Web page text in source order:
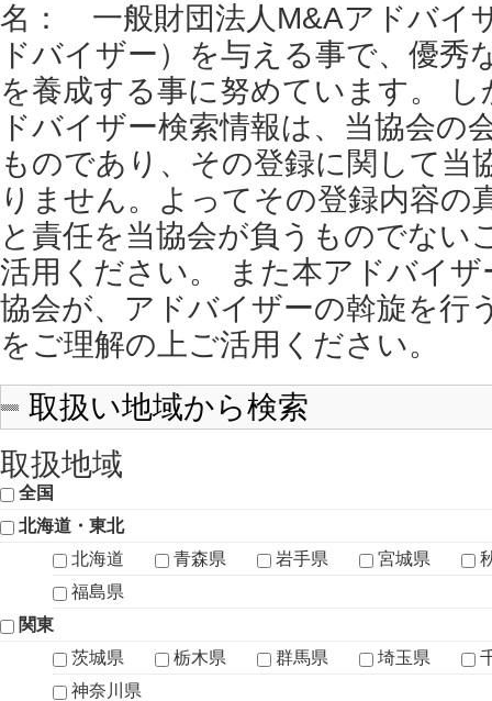
名： 一般財団法人M&Aアドバイ
ドバイザー）を与える事で、優秀
を養成する事に努めています。
ドバイザー検索情報は、当協会の
ものであり、その登録に関して当
りません。よってその登録内容の
と責任を当協会が負うものでない
活用ください。 また本アドバイザ
協会が、アドバイザーの斡旋を行
をご理解の上ご活用ください。
取扱い地域から検索
取扱地域
全国
北海道・東北
北海道
青森県 岩手県 宮城県
福島県
関東
茨城県
栃木県 群馬県 埼玉県
神奈川県